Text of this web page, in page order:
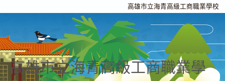
高雄市立海青高級工商職業學校
高雄市立海青高級工商職業學